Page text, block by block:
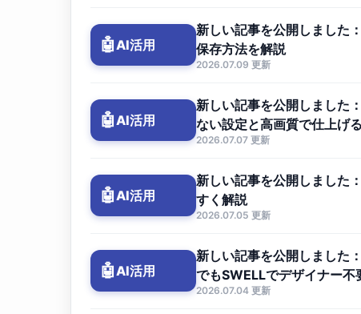
🤖AI活用
新しい記事を公開しました
保存方法を解説
2026.07.09 更新
🤖AI活用
新しい記事を公開しました
ない設定と高画質で仕上げ
2026.07.07 更新
🤖AI活用
新しい記事を公開しました
すく解説
2026.07.05 更新
🤖AI活用
新しい記事を公開しました
でもSWELLでデザイナー
2026.07.04 更新